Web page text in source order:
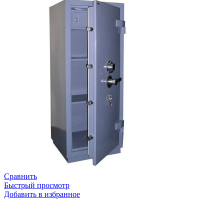
Сравнить
Быстрый просмотр
Добавить в избранное